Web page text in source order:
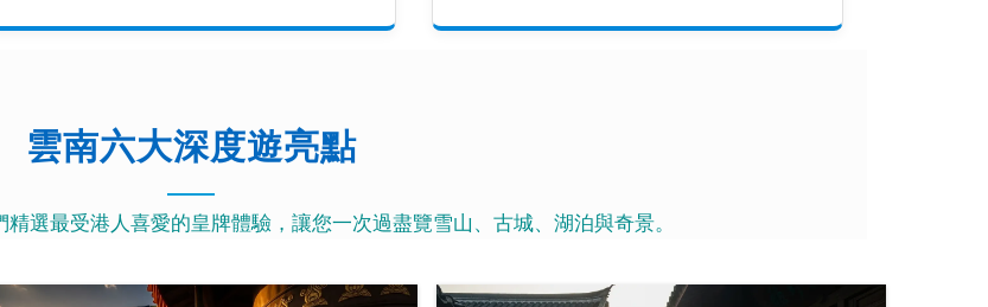
雲南六大深度遊亮點
選最受港人喜愛的皇牌體驗，讓您一次過盡覽雪山、古城、湖泊與奇景。